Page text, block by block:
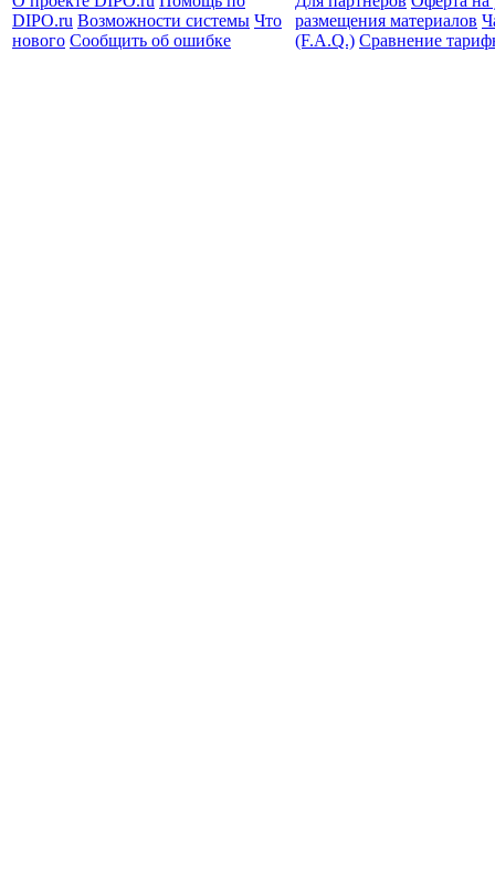
DIPO.ru Возможности системы Что
нового Сообщить об ошибке
размещения материалов
(F.A.Q.) Cравнение